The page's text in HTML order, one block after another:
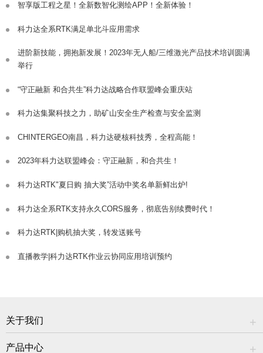
智享版工程之星！全新数智化测绘APP！全新体验！
科力达全系RTK满足单北斗应用需求
进阶新技能，拥抱新发展！2023年无人船/三维激光产品技术培训圆满
举行
“守正融新 和合共生”科力达战略合作联盟峰会重庆站
科力达集聚科技之力，助矿山安全生产检查与安全监测
CHINTERGEO南昌，科力达硬核科技秀，全程高能！
2023年科力达联盟峰会：守正融新，和合共生！
科力达RTK"夏日购 抽大奖”活动中奖名单新鲜出炉!
科力达全系RTK支持永久CORS服务，彻底告别续费时代！
科力达RTK|购机抽大奖，转发送账号
直播教学|科力达RTK作业云协同应用培训预约
关于我们
产品中心